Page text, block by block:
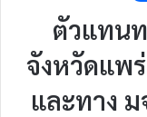
ตัวแทน
จังหวัดแพ
และทาง